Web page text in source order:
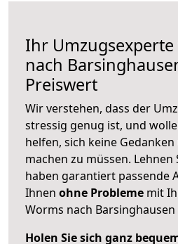
Ihr
nach
Preiswert
Wir verstehen, dass der
stressig genug ist, und
helfen, sich keine
machen zu müssen. Lehnen
haben garantiert passende
Ihnen ohne Probleme mit
Worms nach
Holen Sie sich ganz